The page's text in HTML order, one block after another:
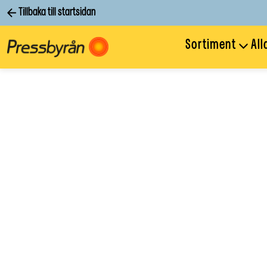
Tillbaka till startsidan
Sortiment